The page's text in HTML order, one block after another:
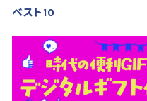
ベスト10